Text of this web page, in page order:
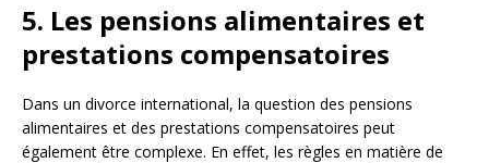
5. Les pensions alimentaires et
prestations compensatoires
Dans un divorce international, la question des pensions
alimentaires et des prestations compensatoires peut
également être complexe. En effet, les règles en matière de